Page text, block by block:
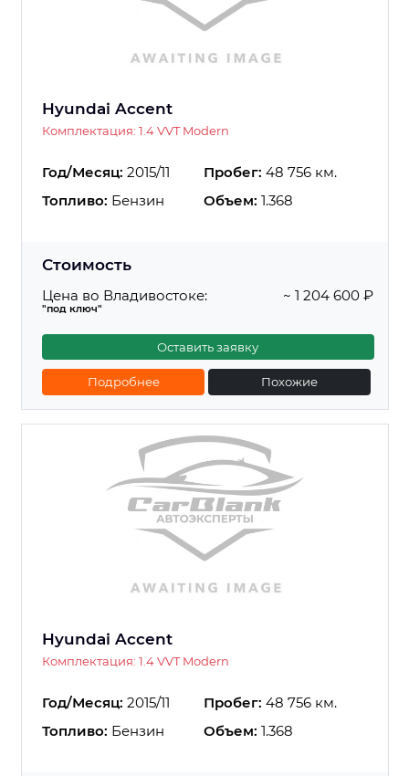
Hyundai Accent
Комплектация: 1.4 VVT Modern
Год/Месяц: 2015/11 Пробег: 48 756 км.
Топливо: Бензин Объем: 1.368
Стоимость
Цена во Владивостоке:
"под ключ"
~ 1 204 600 ₽
Оставить заявку
Подробнее Похожие
Hyundai Accent
Комплектация: 1.4 VVT Modern
Год/Месяц: 2015/11 Пробег: 48 756 км.
Топливо: Бензин Объем: 1.368